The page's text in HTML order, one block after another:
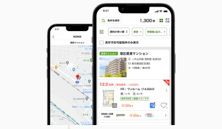
岐阜県大垣市昼飯町
51.66m²
間取り
2LDK
岐阜県安八郡安八町城２丁目
価 格
3.90万円
住 所
岐阜県安八郡安八町城２丁目
専有面積 29.75m²
間取り
ワンルーム
岐阜県大垣市小泉町